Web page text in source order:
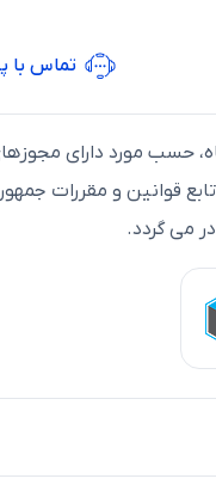
تماس با
حسب مورد دارای
قوانين و مقررات
می گردد.